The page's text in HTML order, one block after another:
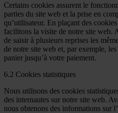
Certains cookies assurent le
parties du site web et la prise en
qu’utilisateur. En plaçant des
facilitons la visite de notre site web.
de saisir à plusieurs reprises les
de notre site web et, par exemple,
panier jusqu’à votre paiement.
6.2 Cookies statistiques
Nous utilisons des cookies
des internautes sur notre site web.
nous obtenons des informations sur